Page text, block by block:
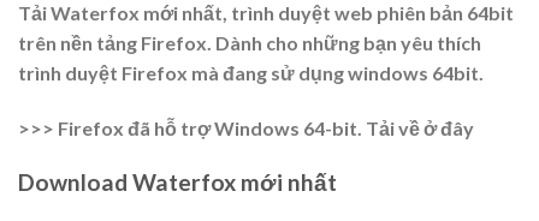
Tải Waterfox mới nhất, trình duyệt web phiên bản 64bit
trên nền tảng Firefox. Dành cho những bạn yêu thích
trình duyệt Firefox mà đang sử dụng windows 64bit.
>>> Firefox đã hỗ trợ Windows 64-bit. Tải về ở đây
Download Waterfox mới nhất